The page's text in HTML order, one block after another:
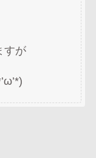
すが